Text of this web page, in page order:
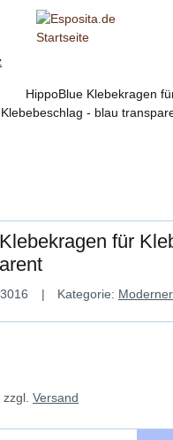
für
Kategorie:
Versand